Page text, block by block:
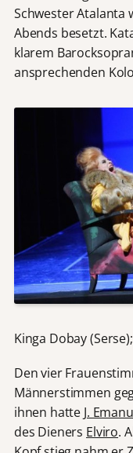
Schwester Atalanta
Abends besetzt.
klarem
ansprechenden
Kinga Dobay
Den vier
Männerstimmen
ihnen hatte J.
des Dieners Elviro.